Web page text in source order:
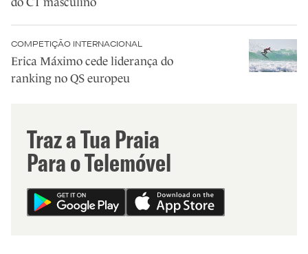
COMPETIÇÃO INTERNACIONAL
Erica Máximo cede liderança do
ranking no QS europeu
Traz a Tua Praia
Para o Telemóvel